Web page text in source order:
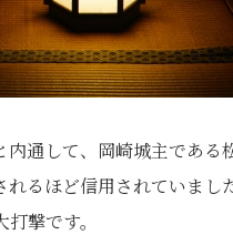
通して、岡崎城主である
るほど信用されていまし
撃です。